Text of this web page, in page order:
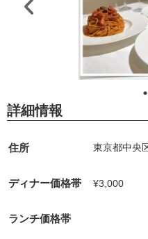
詳細情報
住所 東京都中央
ディナー価格帯 ¥3,000
ランチ価格帯